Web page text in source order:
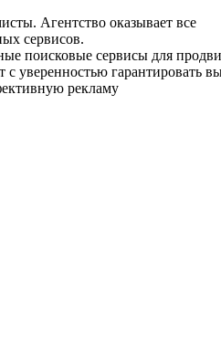
Агентство оказывает все
сервисов.
поисковые сервисы для
гарантировать
рекламу